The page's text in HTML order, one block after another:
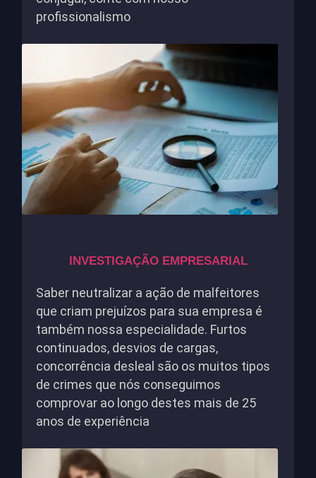
profissionalismo
INVESTIGAÇÃO EMPRESARIAL
Saber neutralizar a ação de malfeitores
que criam prejuízos para sua empresa é
também nossa especialidade. Furtos
continuados, desvios de cargas,
concorrência desleal são os muitos tipos
de crimes que nós conseguimos
comprovar ao longo destes mais de 25
anos de experiência